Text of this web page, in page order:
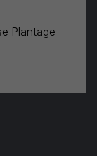
Plantage